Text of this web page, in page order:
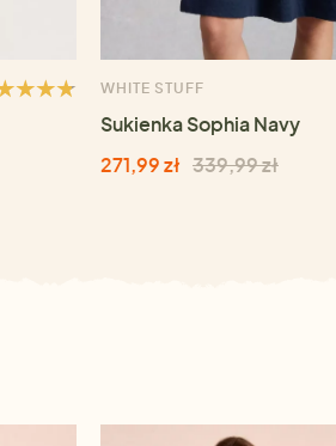
WHITE STUFF
Sukienka Sophia Navy
271,99 zł 339,99 zł